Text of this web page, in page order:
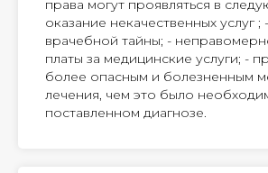
права могут проявляться в
оказание некачественных услуг
врачебной тайны; -
платы за медицинские услуги; -
более опасным и болезненным
лечения, чем это было
поставленном диагнозе.